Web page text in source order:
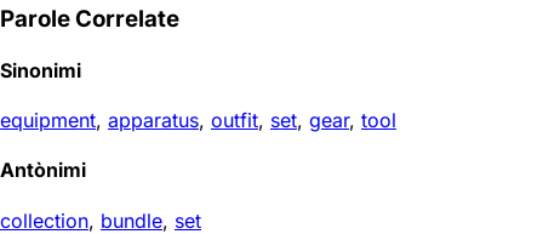
Parole Correlate
Sinonimi
equipment, apparatus, outfit, set, gear, tool
Antònimi
collection, bundle, set